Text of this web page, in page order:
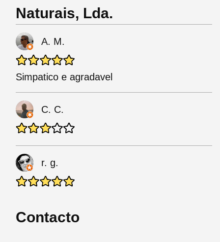
Naturais, Lda.
A. M.
Simpatico e agradavel
C. C.
r. g.
Contacto